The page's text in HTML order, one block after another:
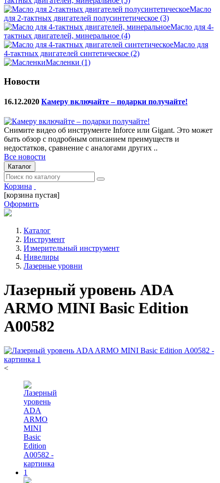
Масло
для 2-тактных двигателей полусинтетическое (3)
Масло для 4-
тактных двигателей, минеральное (4)
Масло для
4-тактных двигателей синтетическое (2)
Масленки (1)
Новости
16.12.2020 Камеру включайте – подарки получайте!
Снимите видео об инструменте Inforce или Gigant. Это может
быть обзор с подробным описанием преимуществ и
недостатков, сравнение с аналогами других ..
Все новости
Каталог
Корзина
[корзина пустая]
Оформить
Каталог
Инструмент
Измерительный инструмент
Нивелиры
Лазерные уровни
Лазерный уровень ADA
ARMO MINI Basic Edition
А00582
<